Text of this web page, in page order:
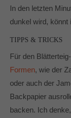
In den letzten
dunkel wird, könnt
TIPPS & TRICKS
Für den
Formen, wie der
oder auch der
Backpapier
backen. Ich